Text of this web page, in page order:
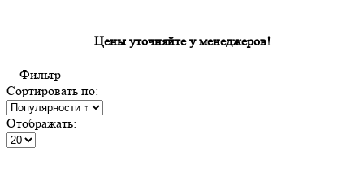
Цены уточняйте у менеджеров!
Фильтр
Сортировать по:
Отображать: